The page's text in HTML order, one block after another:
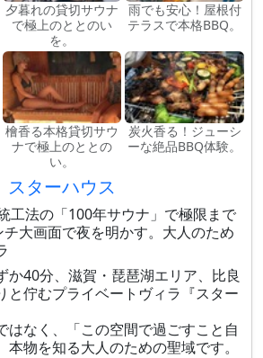
夕暮れの貸切サウナ
で極上のととのい
を。
雨でも安心！屋根付
テラスで本格BBQ。
檜香る本格貸切サウ
ナで極上のととの
い。
炭火香る！ジューシ
ーな絶品BBQ体験。
スターハウス
工法の「100年サウナ」で極限まで
大画面で夜を明かす。大人のため
か40分、滋賀・琵琶湖エリア、比良
と佇むプライベートヴィラ『スター
はなく、「この空間で過ごすこと自
物を知る大人のための聖域です。